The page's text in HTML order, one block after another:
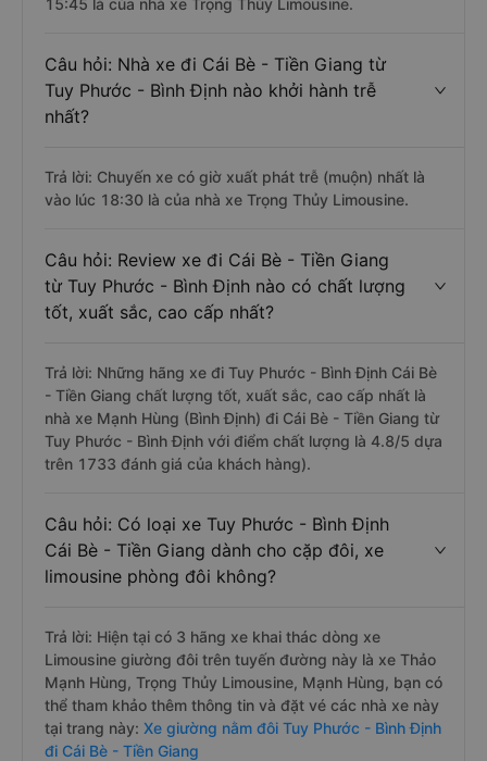
15:45 là của nhà xe Trọng Thủy Limousine.
Câu hỏi: Nhà xe đi Cái Bè - Tiền Giang từ
Tuy Phước - Bình Định nào khởi hành trễ
nhất?
Trả lời: Chuyến xe có giờ xuất phát trễ (muộn) nhất là
vào lúc 18:30 là của nhà xe Trọng Thủy Limousine.
Câu hỏi: Review xe đi Cái Bè - Tiền Giang
từ Tuy Phước - Bình Định nào có chất lượng
tốt, xuất sắc, cao cấp nhất?
Trả lời: Những hãng xe đi Tuy Phước - Bình Định Cái Bè
- Tiền Giang chất lượng tốt, xuất sắc, cao cấp nhất là
nhà xe Mạnh Hùng (Bình Định) đi Cái Bè - Tiền Giang từ
Tuy Phước - Bình Định với điểm chất lượng là 4.8/5 dựa
trên 1733 đánh giá của khách hàng).
Câu hỏi: Có loại xe Tuy Phước - Bình Định
Cái Bè - Tiền Giang dành cho cặp đôi, xe
limousine phòng đôi không?
Trả lời: Hiện tại có 3 hãng xe khai thác dòng xe
Limousine giường đôi trên tuyến đường này là xe Thảo
Mạnh Hùng, Trọng Thủy Limousine, Mạnh Hùng, bạn có
thể tham khảo thêm thông tin và đặt vé các nhà xe này
tại trang này: Xe giường nằm đôi Tuy Phước - Bình Định
đi Cái Bè - Tiền Giang